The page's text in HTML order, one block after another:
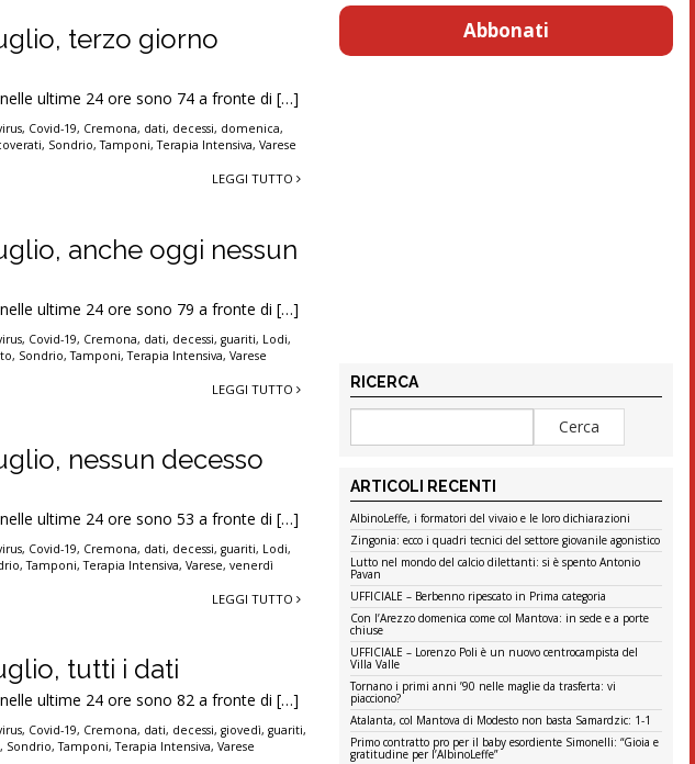
terzo giorno
ultime 24 ore sono 74 a fronte di […]
, Covid-19, Cremona, dati, decessi, domenica,
, Sondrio,Tamponi,Terapia Intensiva,Varese
LEGGI TUTTO
anche oggi nessun
ultime 24 ore sono 79 a fronte di […]
, Covid-19, Cremona, dati, decessi,guariti, Lodi,
, Sondrio,Tamponi,Terapia Intensiva,Varese
LEGGI TUTTO
nessun decesso
ultime 24 ore sono 53 a fronte di […]
, Covid-19, Cremona, dati, decessi,guariti, Lodi,
,Tamponi,Terapia Intensiva,Varese,venerdì
LEGGI TUTTO
tutti i dati
ultime 24 ore sono 82 a fronte di […]
, Covid-19, Cremona, dati, decessi,giovedì,guariti,
, Sondrio,Tamponi,Terapia Intensiva,Varese
Abbonati
RICERCA
ARTICOLI RECENTI
AlbinoLeffe, i formatori del vivaio e le loro dichiarazioni
Zingonia: ecco i quadri tecnici del settore giovanile agonistico
Lutto nel mondo del calcio dilettanti: si è spento Antonio
Pavan
UFFICIALE – Berbenno ripescato in Prima categoria
Con l’Arezzo domenica come col Mantova: in sede e a porte
chiuse
UFFICIALE – Lorenzo Poli è un nuovo centrocampista del
Villa Valle
Tornano i primi anni ’90 nelle maglie da trasferta: vi
piacciono?
Atalanta, col Mantova di Modesto non basta Samardzic: 1-1
Primo contratto pro per il baby esordiente Simonelli: “Gioia e
gratitudine per l’AlbinoLeffe”